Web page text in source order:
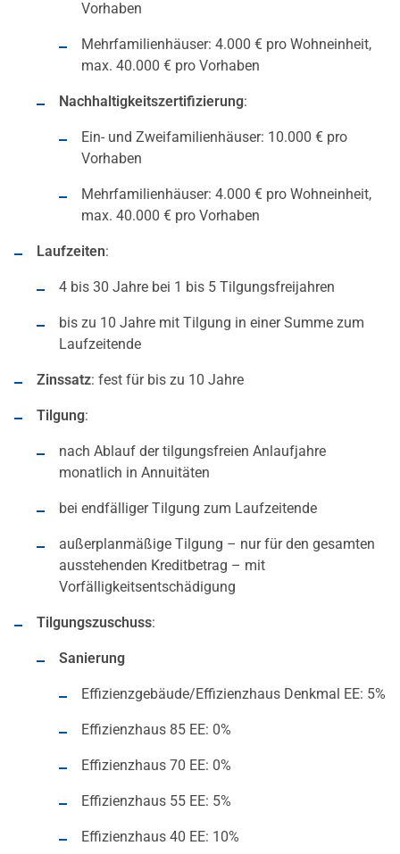
Vorhaben
Mehrfamilienhäuser: 4.000 € pro Wohneinheit,
max. 40.000 € pro Vorhaben
Nachhaltigkeitszertifizierung:
Ein- und Zweifamilienhäuser: 10.000 € pro
Vorhaben
Mehrfamilienhäuser: 4.000 € pro Wohneinheit,
max. 40.000 € pro Vorhaben
Laufzeiten:
4 bis 30 Jahre bei 1 bis 5 Tilgungsfreijahren
bis zu 10 Jahre mit Tilgung in einer Summe zum
Laufzeitende
Zinssatz: fest für bis zu 10 Jahre
Tilgung:
nach Ablauf der tilgungsfreien Anlaufjahre
monatlich in Annuitäten
bei endfälliger Tilgung zum Laufzeitende
außerplanmäßige Tilgung – nur für den gesamten
ausstehenden Kreditbetrag – mit
Vorfälligkeitsentschädigung
Tilgungszuschuss:
Sanierung
Effizienzgebäude/Effizienzhaus Denkmal EE: 5%
Effizienzhaus 85 EE: 0%
Effizienzhaus 70 EE: 0%
Effizienzhaus 55 EE: 5%
Effizienzhaus 40 EE: 10%